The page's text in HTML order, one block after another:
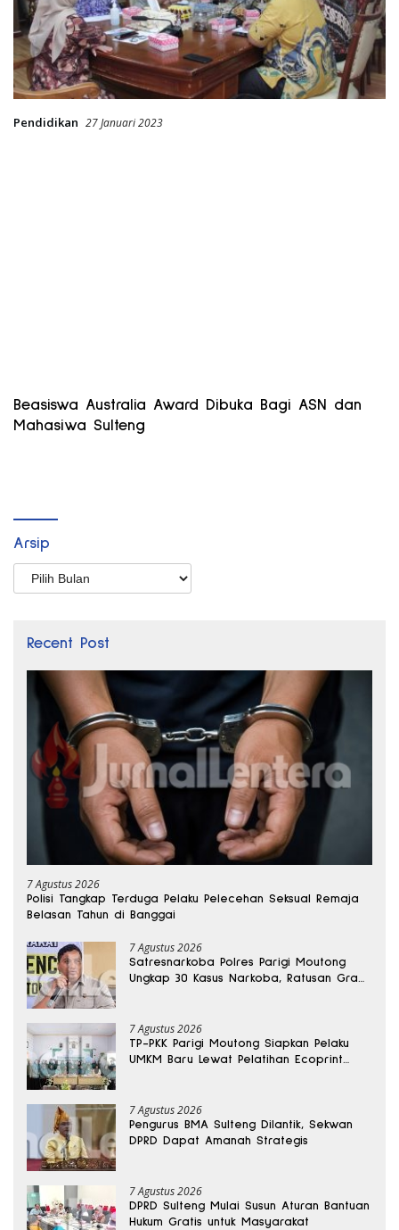
Pendidikan 27 Januari 2023
Beasiswa Australia Award Dibuka Bagi ASN dan
Mahasiwa Sulteng
Arsip
Arsip
Recent Post
7 Agustus 2026
Polisi Tangkap Terduga Pelaku Pelecehan Seksual Remaja
Belasan Tahun di Banggai
7 Agustus 2026
Satresnarkoba Polres Parigi Moutong
Ungkap 30 Kasus Narkoba, Ratusan Gram
7 Agustus 2026
TP-PKK Parigi Moutong Siapkan Pelaku
UMKM Baru Lewat Pelatihan Ecoprint
7 Agustus 2026
Pengurus BMA Sulteng Dilantik, Sekwan
DPRD Dapat Amanah Strategis
7 Agustus 2026
DPRD Sulteng Mulai Susun Aturan Bantuan
Hukum Gratis untuk Masyarakat